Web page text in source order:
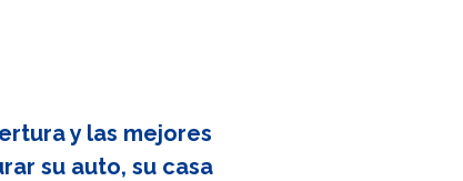
y las mejores
su auto, su casa